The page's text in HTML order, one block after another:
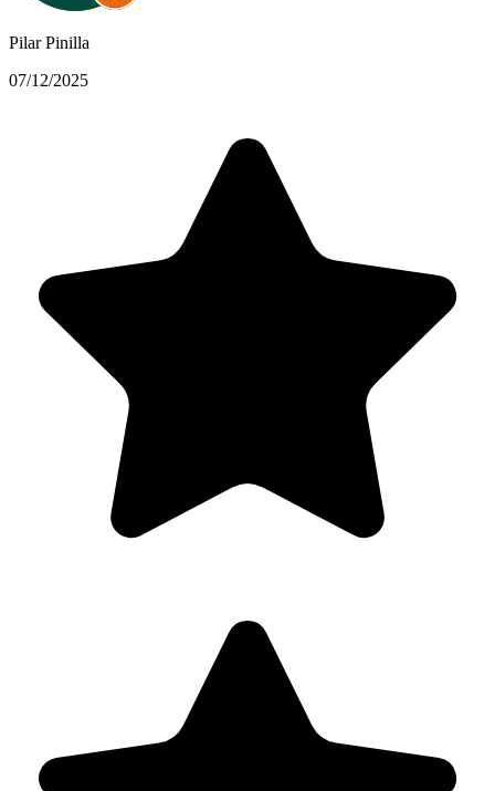
Pilar Pinilla
07/12/2025